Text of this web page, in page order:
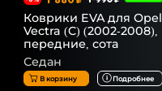
Коврики EVA для Opel
Vectra (C) (2002-2008),
передние, сота
Седан
В корзину Подробнее